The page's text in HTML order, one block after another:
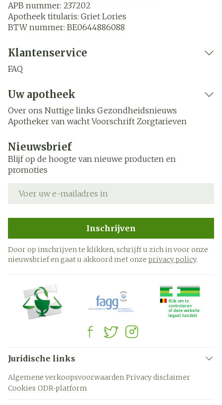
APB nummer: 237202
Apotheek titularis: Griet Lories
BTW nummer: BE0644886088
Klantenservice
FAQ
Uw apotheek
Over ons Nuttige links Gezondheidsnieuws
Apotheker van wacht Voorschrift Zorgtarieven
Nieuwsbrief
Blijf op de hoogte van nieuwe producten en
promoties
Inschrijven
Door op inschrijven te klikken, schrijft u zich in voor onze
nieuwsbrief en gaat u akkoord met onze privacy policy.
Juridische links
Algemene verkoopsvoorwaarden Privacy disclaimer
Cookies ODR-platform